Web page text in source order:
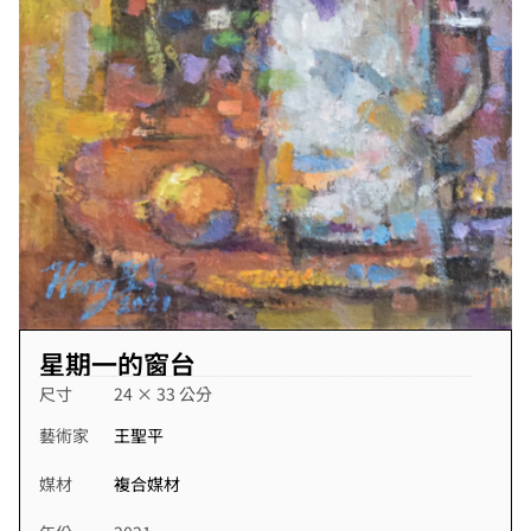
星期一的窗台
尺寸
24 × 33 公分
藝術家
王聖平
媒材 複合媒材